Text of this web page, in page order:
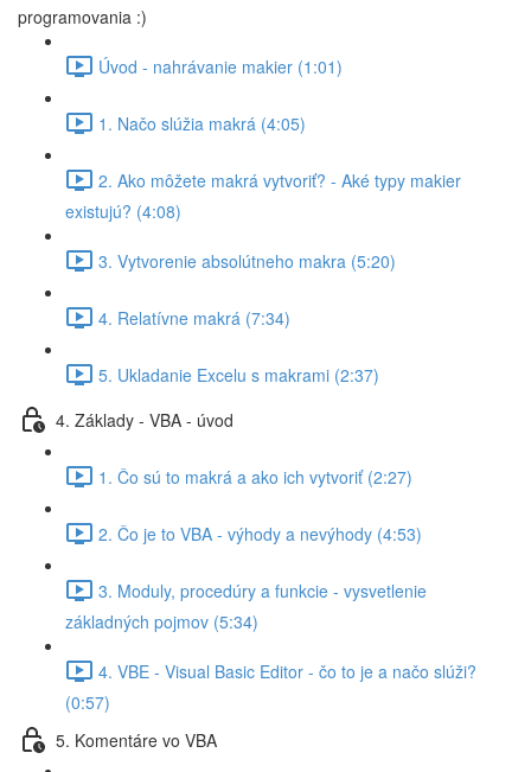
programovania :)
Úvod - nahrávanie makier (1:01)
1. Načo slúžia makrá (4:05)
2. Ako môžete makrá vytvoriť? - Aké typy makier
existujú? (4:08)
3. Vytvorenie absolútneho makra (5:20)
4. Relatívne makrá (7:34)
5. Ukladanie Excelu s makrami (2:37)
4. Základy - VBA - úvod
1. Čo sú to makrá a ako ich vytvoriť (2:27)
2. Čo je to VBA - výhody a nevýhody (4:53)
3. Moduly, procedúry a funkcie - vysvetlenie
základných pojmov (5:34)
4. VBE - Visual Basic Editor - čo to je a načo slúži?
(0:57)
5. Komentáre vo VBA